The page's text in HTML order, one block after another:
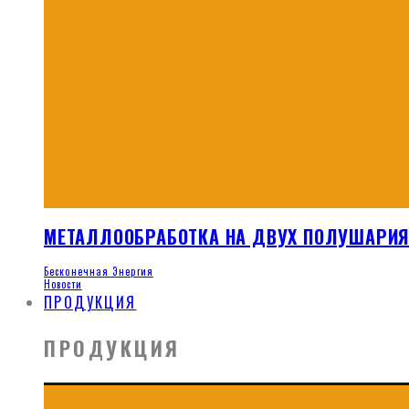
МЕТАЛЛООБРАБОТКА НА ДВУХ
Бесконечная Энергия
Новости
ПРОДУКЦИЯ
ПРОДУКЦИЯ